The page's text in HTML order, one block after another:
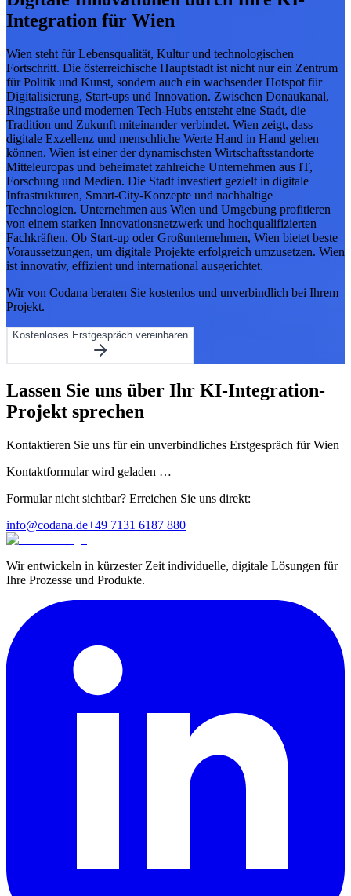
Integration für Wien
Wien steht für Lebensqualität, Kultur und technologischen
Fortschritt. Die österreichische Hauptstadt ist nicht nur ein Zentrum
für Politik und Kunst, sondern auch ein wachsender Hotspot für
Digitalisierung, Start-ups und Innovation. Zwischen Donaukanal,
Ringstraße und modernen Tech-Hubs entsteht eine Stadt, die
Tradition und Zukunft miteinander verbindet. Wien zeigt, dass
digitale Exzellenz und menschliche Werte Hand in Hand gehen
können. Wien ist einer der dynamischsten Wirtschaftsstandorte
Mitteleuropas und beheimatet zahlreiche Unternehmen aus IT,
Forschung und Medien. Die Stadt investiert gezielt in digitale
Infrastrukturen, Smart-City-Konzepte und nachhaltige
Technologien. Unternehmen aus Wien und Umgebung profitieren
von einem starken Innovationsnetzwerk und hochqualifizierten
Fachkräften. Ob Start-up oder Großunternehmen, Wien bietet beste
Voraussetzungen, um digitale Projekte erfolgreich umzusetzen. Wien
ist innovativ, effizient und international ausgerichtet.
Wir von Codana beraten Sie kostenlos und unverbindlich bei Ihrem
Projekt.
Kostenloses Erstgespräch vereinbaren
Lassen Sie uns über Ihr KI-Integration-
Projekt sprechen
Kontaktieren Sie uns für ein unverbindliches Erstgespräch für Wien
Kontaktformular wird geladen …
Formular nicht sichtbar? Erreichen Sie uns direkt:
info@codana.de+49 7131 6187 880
Wir entwickeln in kürzester Zeit individuelle, digitale Lösungen für
Ihre Prozesse und Produkte.